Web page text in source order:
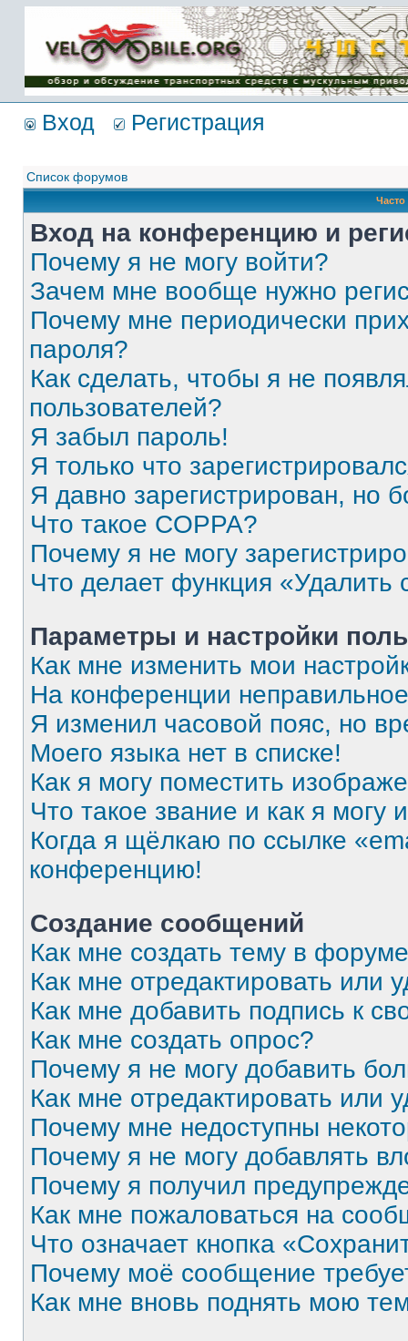
Имя пользователя:
Пароль:
{ LOG_ME_IN_SHORT
}
Вход Регистрация
Список форумов
Вход на конференцию и
Почему я не могу войти?
Зачем мне вообще нужно
Почему мне периодически
пароля?
Как сделать, чтобы я не
пользователей?
Я забыл пароль!
Я только что
Я давно зарегистрирован, но
Что такое COPPA?
Почему я не могу
Что делает функция
Параметры и настройки
Как мне изменить мои
На конференции
Я изменил часовой пояс, но
Моего языка нет в списке!
Как я могу поместить
Что такое звание и как я могу
Когда я щёлкаю по ссылке
конференцию!
Создание сообщений
Как мне создать тему в
Как мне отредактировать или
Как мне добавить подпись к
Как мне создать опрос?
Почему я не могу добавить
Как мне отредактировать или
Почему мне недоступны
Почему я не могу добавлять
Почему я получил
Как мне пожаловаться на
Что означает кнопка
Почему моё сообщение
Как мне вновь поднять мою